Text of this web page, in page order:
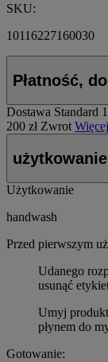
SKU:
10116227160030
Płatność,
Dostawa Standard
200 zł Zwrot
Użytkowanie
handwash
Przed pierwszym
Udanego
usunąć
Umyj
płynem do
Gotowanie: